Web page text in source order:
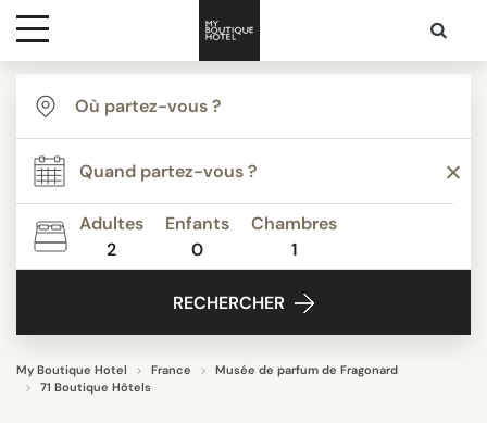
Destinations
Inspiration
Media
Adultes
2
Enfants
0
Chambres
1
RECHERCHER
My Boutique Hotel France
Musée de parfum de Fragonard
71 Boutique Hôtels
TYPE
Appartements
Bed & Breakfast
Boutique Hotels de Luxe
Boutique Hôtels
Classique
Demeures d’Exception
Tout afficher